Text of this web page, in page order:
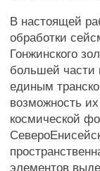
В настоящей
обработки
Гонжинского
большей части
единым
возможность
космической
элементов